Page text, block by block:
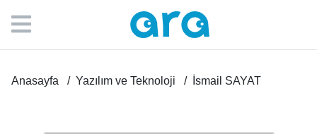
Anasayfa Yazılım ve Teknoloji İsmail SAYAT